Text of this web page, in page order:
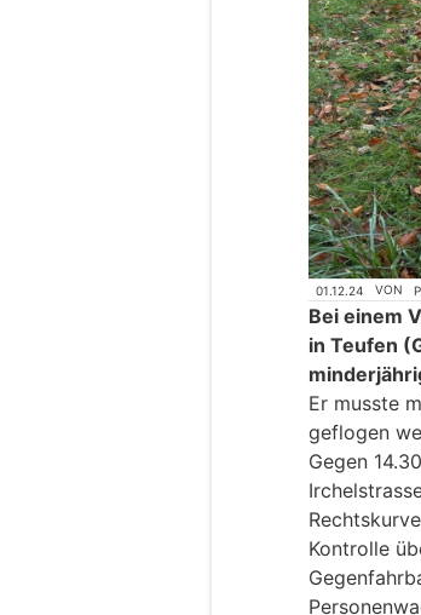
01.12.24 VON
Bei einem
in Teufen
Er musste
geflogen
Gegen
Kontrolle